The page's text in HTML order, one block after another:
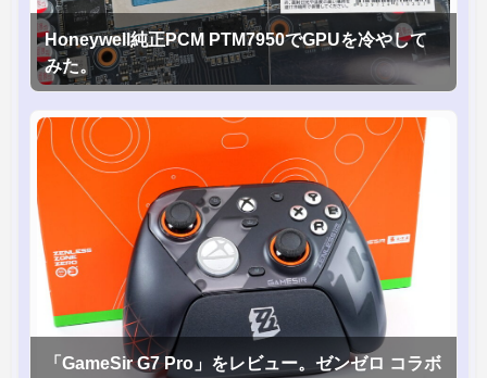
Honeywell純正PCM PTM7950でGPUを冷やして
みた。
「GameSir G7 Pro」をレビュー。ゼンゼロ コラボ